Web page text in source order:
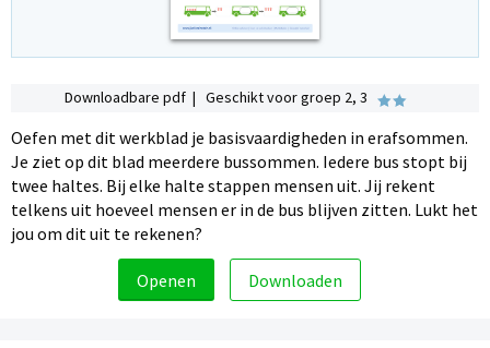
Downloadbare pdf | Geschikt voor groep 2, 3
Oefen met dit werkblad je basisvaardigheden in erafsommen.
Je ziet op dit blad meerdere bussommen. Iedere bus stopt bij
twee haltes. Bij elke halte stappen mensen uit. Jij rekent
telkens uit hoeveel mensen er in de bus blijven zitten. Lukt het
jou om dit uit te rekenen?
Openen Downloaden